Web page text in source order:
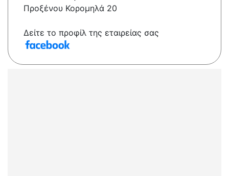
Προξένου Κορομηλά 20
Δείτε το προφίλ της εταιρείας σας